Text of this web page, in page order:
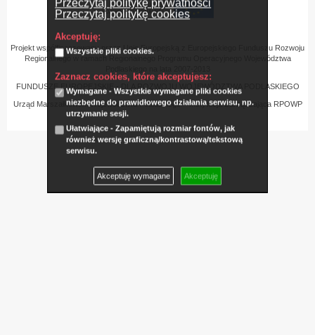
Przeczytaj politykę prywatności
Przeczytaj politykę cookies
Akceptuję:
Wszystkie pliki cookies.
Zaznacz cookies, które akceptujesz:
Wymagane - Wszystkie wymagane pliki cookies
niezbędne do prawidłowego działania serwisu, np.
utrzymanie sesji.
Ułatwiające - Zapamiętują rozmiar fontów, jak
również wersję graficzną/kontrastową/tekstową
serwisu.
Akceptuję wymagane Akceptuję
Projekt współfinansowany przez Unię Europejską z Europejskiego Funduszu Rozwoju
Regionalnego w ramach Regionalnego Programu Operacyjnego Województwa
FUNDUSZE EUROPEJSKIE - DLA ROZWOJU WOJEWÓDZTWA PODLASKIEGO
Urząd Marszałkowski Województwa Podlaskiego – Instytucja Zarządzająca RPOWP